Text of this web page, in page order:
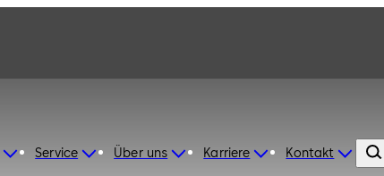
Service Über uns Karriere Kontakt